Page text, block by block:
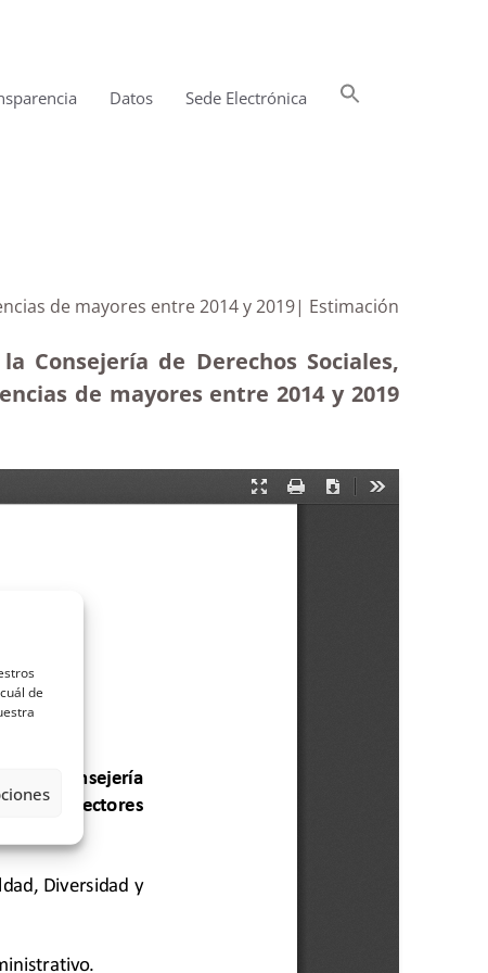
de
Datos Sede Electrónica
de mayores entre 2014 y 2019| Estimación
de Derechos Sociales,
de mayores entre 2014 y 2019